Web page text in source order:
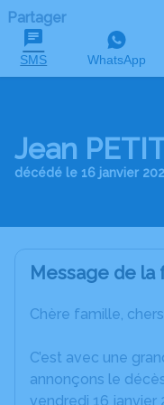
Partager
SMS WhatsApp
Jean
décédé le 16 janvier
Message de la
Chère famille,
C’est avec une
annonçons le
vendredi 16 janvier